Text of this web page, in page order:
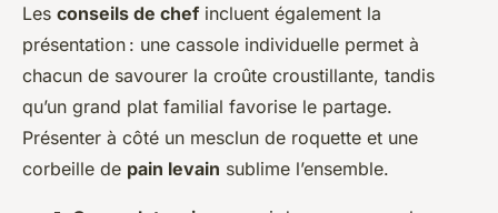
Les conseils de chef incluent également la
présentation : une cassole individuelle permet à
chacun de savourer la croûte croustillante, tandis
qu’un grand plat familial favorise le partage.
Présenter à côté un mesclun de roquette et une
corbeille de pain levain sublime l’ensemble.